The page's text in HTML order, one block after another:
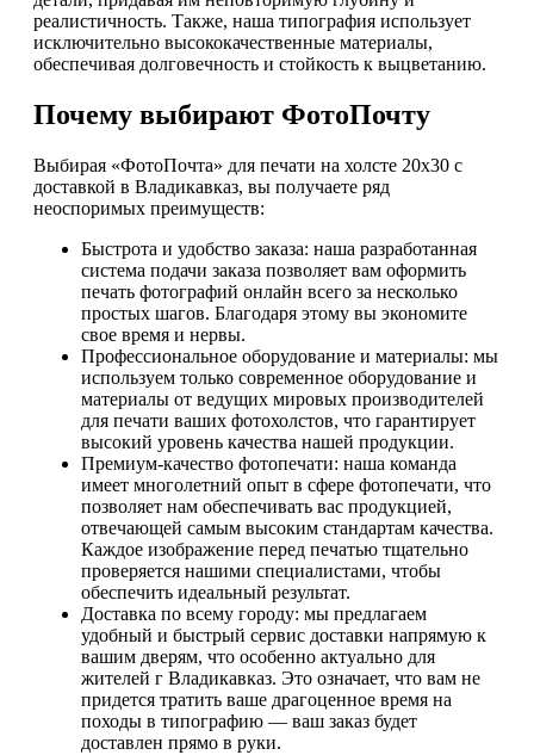
реалистичность. Также, наша типография использует
исключительно высококачественные материалы,
обеспечивая долговечность и стойкость к выцветанию.
Почему выбирают ФотоПочту
Выбирая «ФотоПочта» для печати на холсте 20х30 с
доставкой в Владикавказ, вы получаете ряд
неоспоримых преимуществ:
Быстрота и удобство заказа: наша разработанная
система подачи заказа позволяет вам оформить
печать фотографий онлайн всего за несколько
простых шагов. Благодаря этому вы экономите
свое время и нервы.
Профессиональное оборудование и материалы: мы
используем только современное оборудование и
материалы от ведущих мировых производителей
для печати ваших фотохолстов, что гарантирует
высокий уровень качества нашей продукции.
Премиум-качество фотопечати: наша команда
имеет многолетний опыт в сфере фотопечати, что
позволяет нам обеспечивать вас продукцией,
отвечающей самым высоким стандартам качества.
Каждое изображение перед печатью тщательно
проверяется нашими специалистами, чтобы
обеспечить идеальный результат.
Доставка по всему городу: мы предлагаем
удобный и быстрый сервис доставки напрямую к
вашим дверям, что особенно актуально для
жителей г Владикавказ. Это означает, что вам не
придется тратить ваше драгоценное время на
походы в типографию — ваш заказ будет
доставлен прямо в руки.